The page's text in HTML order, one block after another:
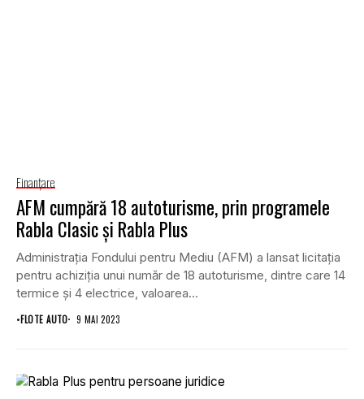
Finanţare
AFM cumpără 18 autoturisme, prin programele
Rabla Clasic și Rabla Plus
Administrația Fondului pentru Mediu (AFM) a lansat licitația
pentru achiziția unui număr de 18 autoturisme, dintre care 14
termice și 4 electrice, valoarea...
•FLOTE AUTO 9 MAI 2023